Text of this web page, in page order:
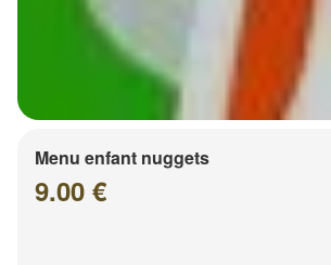
Menu enfant nuggets
9.00 €